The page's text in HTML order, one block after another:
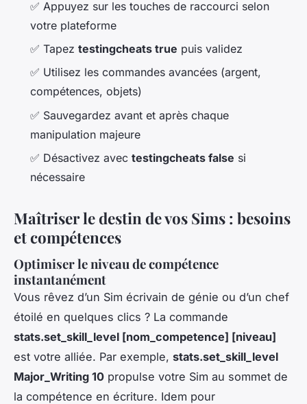
✅ Appuyez sur les touches de raccourci selon
votre plateforme
✅ Tapez testingcheats true puis validez
✅ Utilisez les commandes avancées (argent,
compétences, objets)
✅ Sauvegardez avant et après chaque
manipulation majeure
✅ Désactivez avec testingcheats false si
nécessaire
Maîtriser le destin de vos Sims : besoins
et compétences
Optimiser le niveau de compétence
instantanément
Vous rêvez d’un Sim écrivain de génie ou d’un chef
étoilé en quelques clics ? La commande
stats.set_skill_level [nom_competence] [niveau]
est votre alliée. Par exemple, stats.set_skill_level
Major_Writing 10 propulse votre Sim au sommet de
la compétence en écriture. Idem pour